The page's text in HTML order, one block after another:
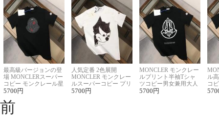
最高級バージョンの登
場 MONCLERスーパー
コピー モンクレール星
座半袖Tシャツ
5700 円
人気定番 2色展開
MONCLER モンクレー
ルスーパーコピー プリ
ント半袖Tシャツ
5700 円
MONCLER モンクレー
ルプリント半袖Tシャ
ツコピー男女兼用大人
可愛い春夏コーデ
5700 円
ル
コ
ィ
前